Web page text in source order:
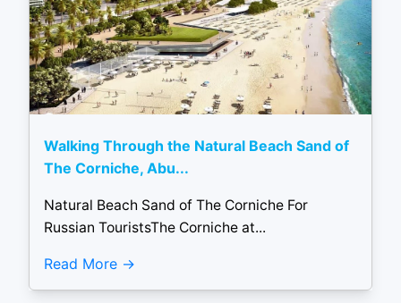
Walking Through the Natural Beach Sand of
The Corniche, Abu...
Natural Beach Sand of The Corniche For
Russian TouristsThe Corniche at...
Read More